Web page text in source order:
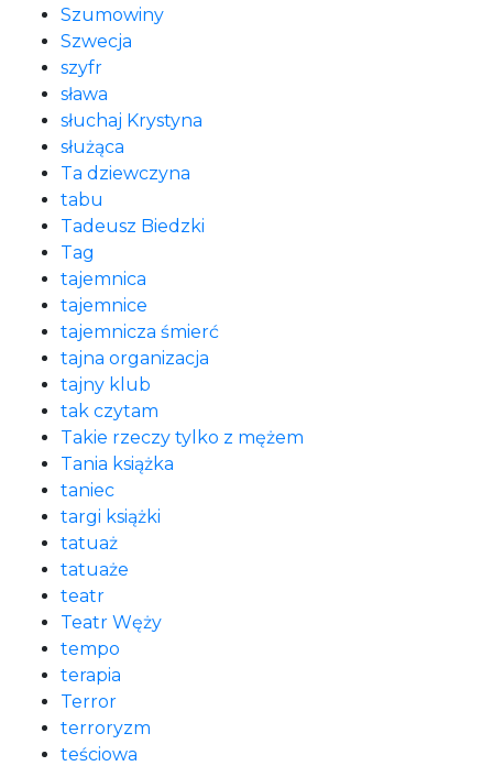
Szumowiny
Szwecja
szyfr
sława
słuchaj Krystyna
służąca
Ta dziewczyna
tabu
Tadeusz Biedzki
Tag
tajemnica
tajemnice
tajemnicza śmierć
tajna organizacja
tajny klub
tak czytam
Takie rzeczy tylko z mężem
Tania książka
taniec
targi książki
tatuaż
tatuaże
teatr
Teatr Węży
tempo
terapia
Terror
terroryzm
teściowa